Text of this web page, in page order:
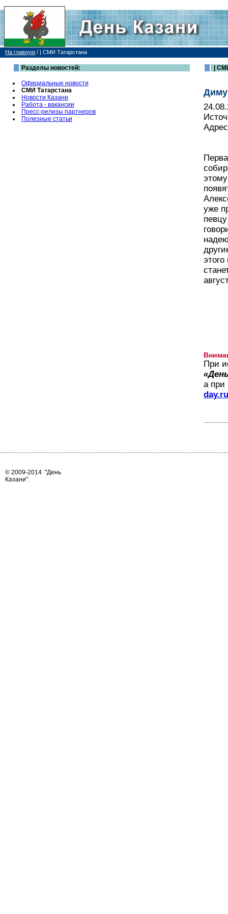
На главную / | СМИ Татарстана
Разделы новостей:
Официальные новости
СМИ Татарстана
Новости Казани
Работа - вакансии
Пресс-релизы партнеров
Полезные статьи
|
Диму
уже
При
а при
day.ru
© 2009-2014 "День
Казани".